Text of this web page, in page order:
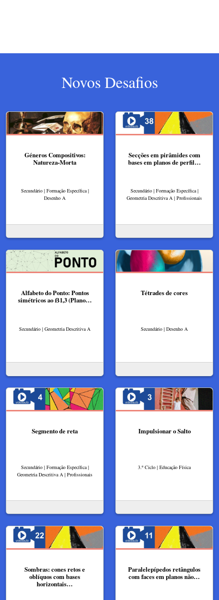
Novos Desafios
Géneros Compositivos:
Natureza-Morta
Secundário | Formação Específica |
Desenho A
Secções em pirâmides com
bases em planos de perfil…
Secundário | Formação Específica |
Geometria Descritiva A | Profissionais
Alfabeto do Ponto: Pontos
simétricos ao ẞ1,3 (Plano…
Secundário | Geometria Descritiva A
Tétrades de cores
Secundário | Desenho A
Segmento de reta
Secundário | Formação Específica |
Geometria Descritiva A | Profissionais
Impulsionar o Salto
3.º Ciclo | Educação Física
Sombras: cones retos e
oblíquos com bases
horizontais…
Paralelepípedos retângulos
com faces em planos não…